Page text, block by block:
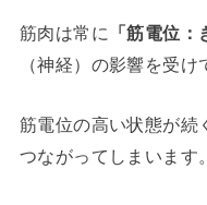
筋肉は常に 「筋電位：
（神経）の影響を受け
筋電位の高い状態が続
つながってしまいます。